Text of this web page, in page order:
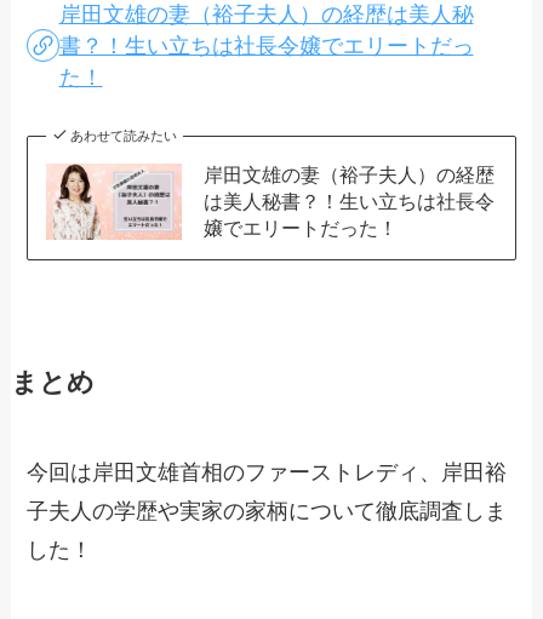
岸田文雄の妻（裕子夫人）の経歴は美人秘
書？！生い立ちは社長令嬢でエリートだっ
た！
あわせて読みたい
岸田文雄の妻（裕子夫人）の経歴
は美人秘書？！生い立ちは社長令
嬢でエリートだった！
まとめ
今回は岸田文雄首相のファーストレディ、岸田裕
子夫人の学歴や実家の家柄について徹底調査しま
した！